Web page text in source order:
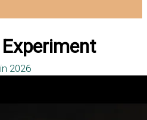
2026